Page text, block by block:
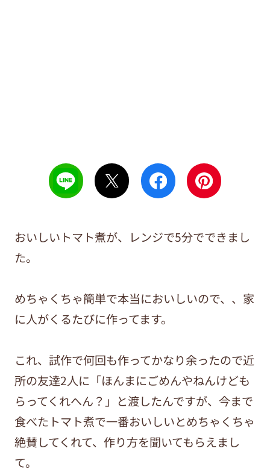
おいしいトマト煮が、レンジで5分でできまし
た。
めちゃくちゃ簡単で本当においしいので、、家
に人がくるたびに作ってます。
これ、試作で何回も作ってかなり余ったので近
所の友達2人に「ほんまにごめんやねんけども
らってくれへん？」と渡したんですが、今まで
食べたトマト煮で一番おいしいとめちゃくちゃ
絶賛してくれて、作り方を聞いてもらえまし
て。